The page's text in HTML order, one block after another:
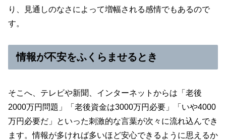
り、見通しのなさによって増幅される感情でもあるので
す。
情報が不安をふくらませるとき
そこへ、テレビや新聞、インターネットからは「老後
2000万円問題」「老後資金は3000万円必要」「いや4000
万円必要だ」といった刺激的な言葉が次々に流れ込んでき
ます。情報が多ければ多いほど安心できるように思えるか